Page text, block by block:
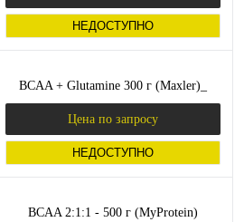
НЕДОСТУПНО
BCAA + Glutamine 300 г (Maxler)_
Цена по запросу
НЕДОСТУПНО
BCAA 2:1:1 - 500 г (MyProtein)